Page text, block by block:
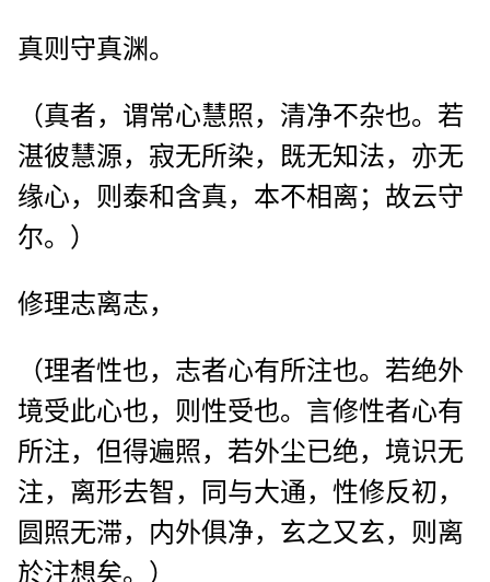
真则守真渊。
（真者，谓常心慧照，清净不杂也。若
湛彼慧源，寂无所染，既无知法，亦无
缘心，则泰和含真，本不相离；故云守
尔。）
修理志离志，
（理者性也，志者心有所注也。若绝外
境受此心也，则性受也。言修性者心有
所注，但得遍照，若外尘已绝，境识无
注，离形去智，同与大通，性修反初，
圆照无滞，内外俱净，玄之又玄，则离
於注想矣。）